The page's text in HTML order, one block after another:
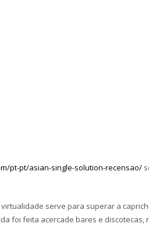
pt-pt/asian-single-solution-recensao/
serve para superar a
foi feita acercade bares e discotecas,